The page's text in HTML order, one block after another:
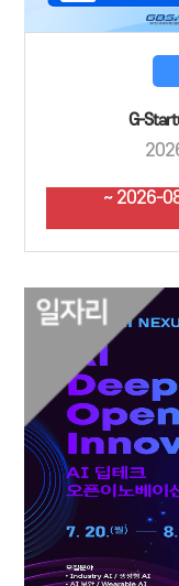
G-
~ 2026-